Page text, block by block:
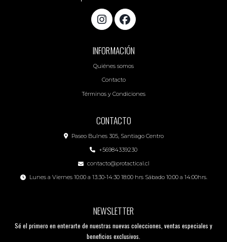
INFORMACIÓN
Quiénes somos
Contacto
Términos y Condiciones
CONTACTO
Paseo Bulnes 305, Santiago Centro
+56984339230
contacto@protactical.cl
Lunes a Viernes 10:00 a 13:30-14:30 18:00 hrs Sábado 10:00 a 14:00hrs.
NEWSLETTER
Sé el primero en enterarte de nuestras nuevas colecciones, ventas especiales y
beneficios exclusivos.